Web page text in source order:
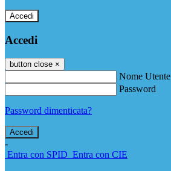
Accedi
Accedi
button close ×
Nome Utente
Password
Password dimenticata?
-
Entra con SPID Entra con CIE